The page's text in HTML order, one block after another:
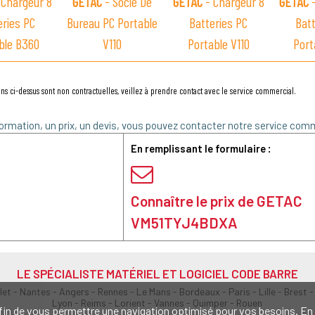
de vous permettre une navigation optimisé pour vos besoins.
PC
B360
Bureau PC Portable
V110
Batteries PC
Portable V110
ci-dessus sont non contractuelles, veillez à prendre contact avec le service commercial.
un prix, un devis, vous pouvez contacter notre service
En remplissant le formulaire :
Connaître le prix de GETAC
VM51TYJ4BDXA
LE SPÉCIALISTE MATÉRIEL ET LOGICIEL CODE BARRE
- Nantes - Angers - Rennes - Le Mans - Bordeaux - Paris - Lille - Brest
Lyon - Reims - Lorient - Vannes - Quimper - Rouen